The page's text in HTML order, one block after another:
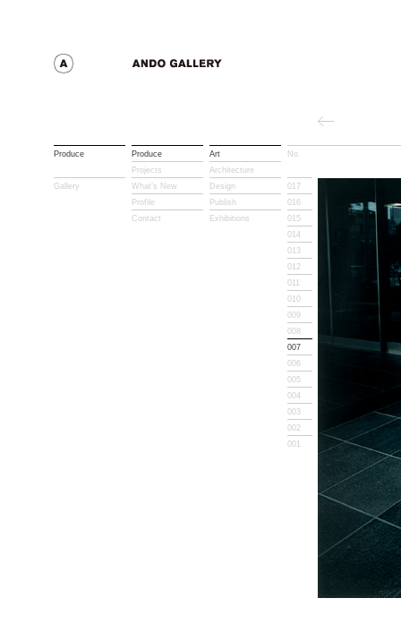
Produce
Gallery
Produce
Projects
What’s New
Profile
Contact
Art
Architecture
Design
Publish
Exhibitions
No.
017
016
015
014
013
012
011
010
009
008
007
006
005
004
003
002
001